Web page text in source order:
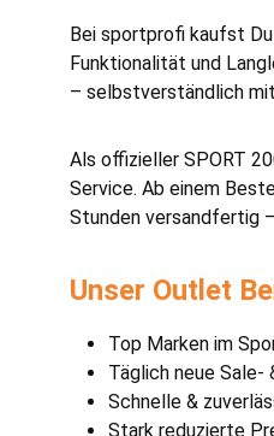
Bei sportprofi kaufst
Funktionalität und
– selbstverständlich
Als offizieller SPORT
Service. Ab einem
Stunden versandfertig
Unser Outlet
Top Marken im
Täglich neue
Schnelle &
Stark reduzierte